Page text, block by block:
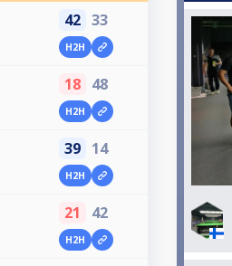
42 33
H2H
18 48
H2H
39 14
H2H
21 42
H2H